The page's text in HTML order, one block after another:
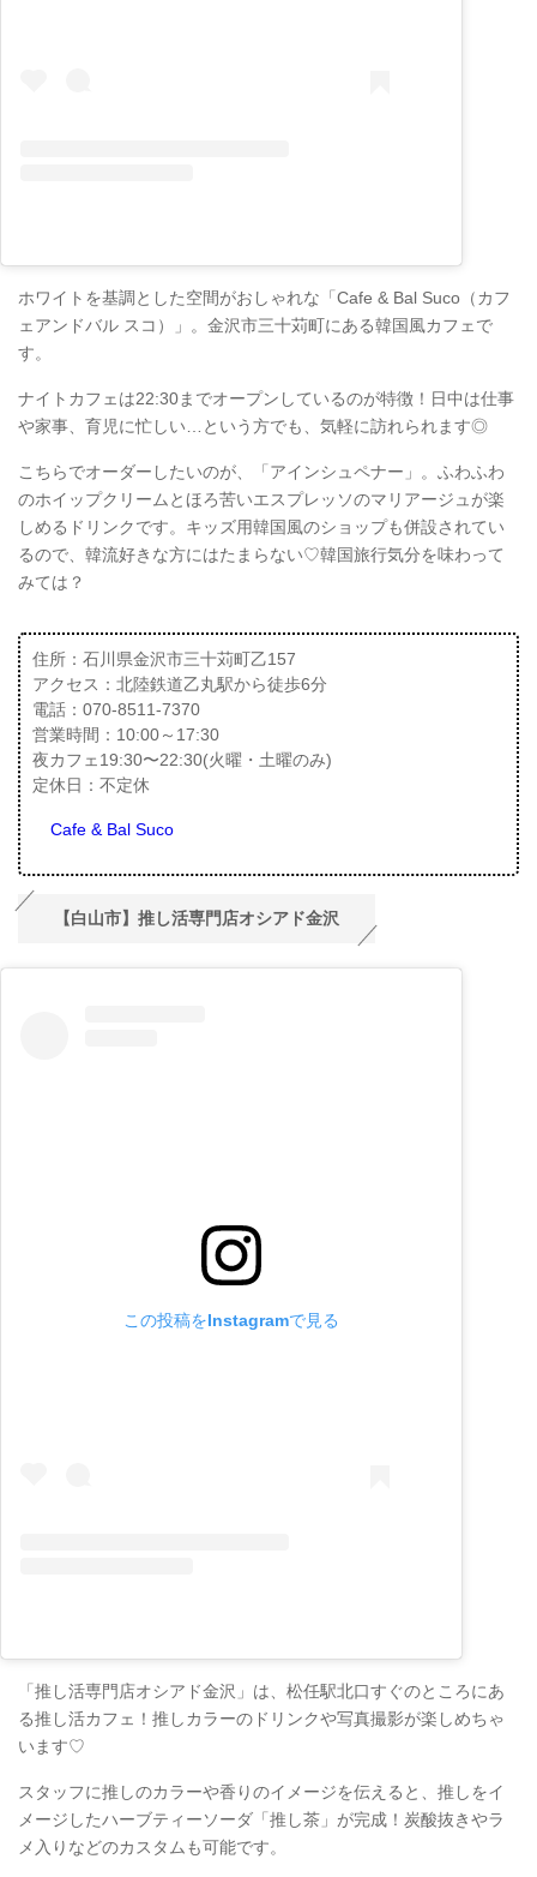
ホワイトを基調とした空間がおしゃれな「Cafe & Bal Suco（カフ
ェアンドバル スコ）」。金沢市三十苅町にある韓国風カフェで
す。
ナイトカフェは22:30までオープンしているのが特徴！日中は仕事
や家事、育児に忙しい…という方でも、気軽に訪れられます◎
こちらでオーダーしたいのが、「アインシュペナー」。ふわふわ
のホイップクリームとほろ苦いエスプレッソのマリアージュが楽
しめるドリンクです。キッズ用韓国風のショップも併設されてい
るので、韓流好きな方にはたまらない♡韓国旅行気分を味わって
みては？
住所：石川県金沢市三十苅町乙157
アクセス：北陸鉄道乙丸駅から徒歩6分
電話：070-8511-7370
営業時間：10:00～17:30
夜カフェ19:30〜22:30(火曜・土曜のみ)
定休日：不定休
Cafe & Bal Suco
【白山市】推し活専門店オシアド金沢
この投稿をInstagramで見る
「推し活専門店オシアド金沢」は、松任駅北口すぐのところにあ
る推し活カフェ！推しカラーのドリンクや写真撮影が楽しめちゃ
います♡
スタッフに推しのカラーや香りのイメージを伝えると、推しをイ
メージしたハーブティーソーダ「推し茶」が完成！炭酸抜きやラ
メ入りなどのカスタムも可能です。